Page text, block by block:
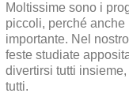
Moltissime sono i
piccoli, perché
importante. Nel
feste studiate
divertirsi tutti
tutti.